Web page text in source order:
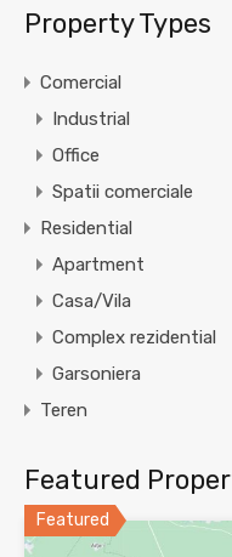
Property Types
Comercial
Industrial
Office
Spatii comerciale
Residential
Apartment
Casa/Vila
Complex rezidential
Garsoniera
Teren
Featured
Featured